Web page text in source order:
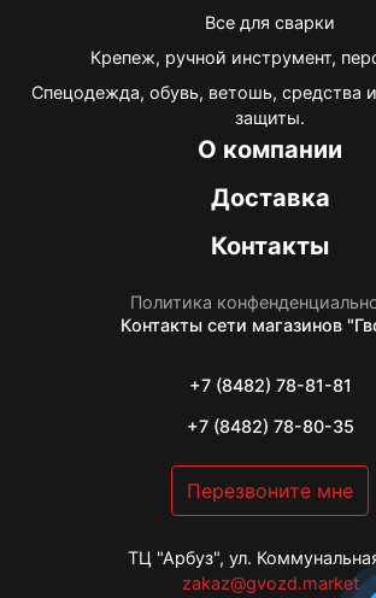
Все для сварки
Крепеж, ручной инструмент,
Спецодежда, обувь, ветошь, средства
защиты.
О компании
Доставка
Контакты
Политика
Контакты сети магазинов
+7 (8482) 78-81-81
+7 (8482) 78-80-35
Перезвоните мне
ТЦ "Арбуз", ул.
zakaz@gvozd.market